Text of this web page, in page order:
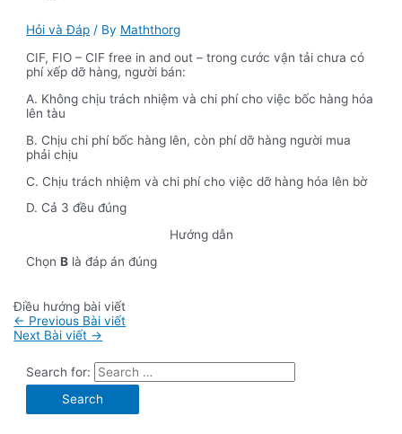
Hỏi và Đáp / By Maththorg
CIF, FIO – CIF free in and out – trong cước vận tải chưa có
phí xếp dỡ hàng, người bán:
A. Không chịu trách nhiệm và chi phí cho việc bốc hàng hóa
lên tàu
B. Chịu chi phí bốc hàng lên, còn phí dỡ hàng người mua
phải chịu
C. Chịu trách nhiệm và chi phí cho việc dỡ hàng hóa lên bờ
D. Cả 3 đều đúng
Hướng dẫn
ChọnB là đáp án đúng
Điều hướng bài viết
← Previous Bài viết
Next Bài viết →
Search for: